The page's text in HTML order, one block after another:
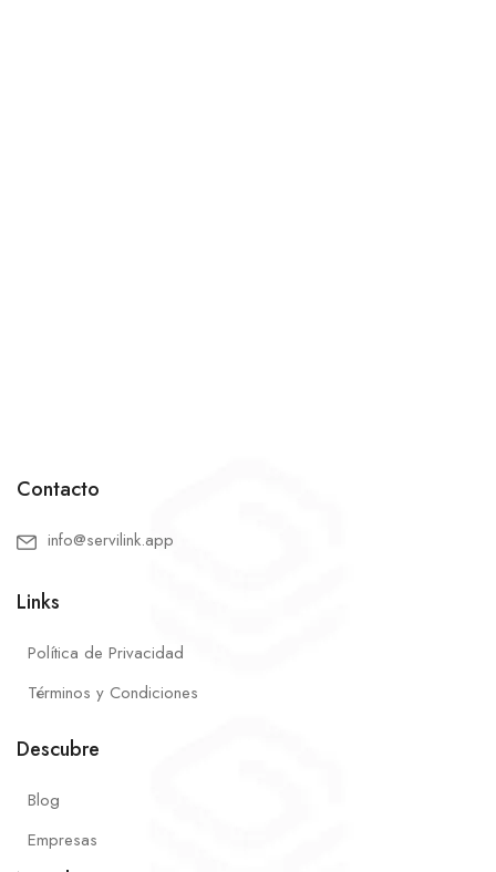
Contacto
info@servilink.app
Links
Política de Privacidad
Términos y Condiciones
Descubre
Blog
Empresas